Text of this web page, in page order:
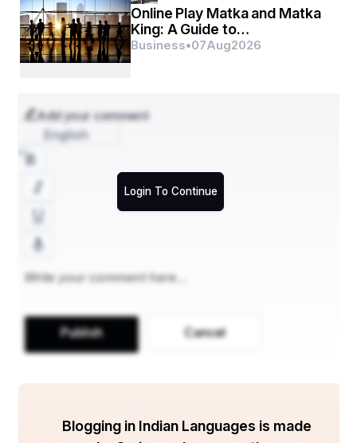
ଅଗ୍ନିପଥ ଯୋଜନାର ଉଦ୍ଦେଶ୍ୟ ---
ଯୁବ ସଶକ୍ତିକରଣ:
ଯୁବକ ଭାରତୀୟମାନଙ୍କୁ ସେମାନଙ୍କ ଦେଶ ସେବା କରିବା
ଏକ ପ୍ଲାଟଫର୍ମ ଯୋଗାଇବା ।
ଯୁବକ ତଥା ପ୍ରେରିତ ବ୍ୟକ୍ତିବିଶେଷଙ୍କୁ ଆଣିବା,
Online Play Matka and Matka
King: A Guide to
Understanding the Popular
Business•07Aug2026
Add your comment
Login To Continue
English
Publish Cancel
Blogging in Indian Languages is made